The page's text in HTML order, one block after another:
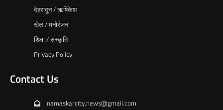
देहरादून / ऋषिकेश
खेल / मनोरंजन
शिक्षा / संस्कृति
Privacy Policy
Contact Us
namaskarcity.news@gmail.com